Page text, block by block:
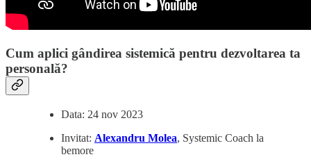
Cum aplici gândirea sistemică pentru dezvoltarea ta
personală?
Data: 24 nov 2023
Invitat: Alexandru Molea, Systemic Coach la
bemore